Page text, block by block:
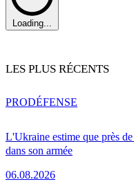
Loading...
LES PLUS RÉCENTS
L'Ukraine estime que près
dans son armée
06.08.2026
PRODÉFENSE